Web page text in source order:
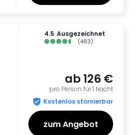
4.5 ausgezeichnet
(483)
ab126 €
pro Person für 1 Nacht
Kostenlos stornierbar
zum Angebot